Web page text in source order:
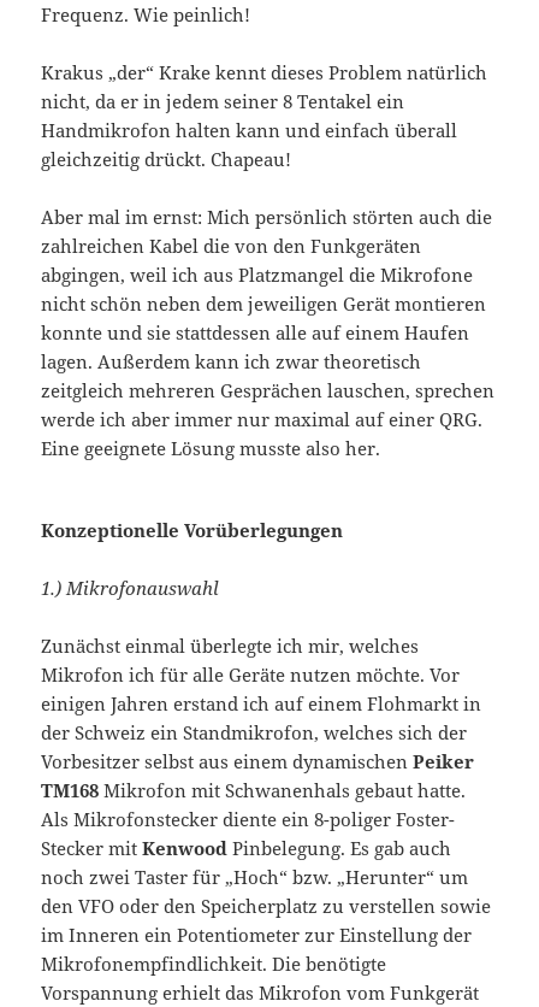
Frequenz. Wie peinlich!
Krakus „der“ Krake kennt dieses Problem natürlich
nicht, da er in jedem seiner 8 Tentakel ein
Handmikrofon halten kann und einfach überall
gleichzeitig drückt. Chapeau!
Aber mal im ernst: Mich persönlich störten auch die
zahlreichen Kabel die von den Funkgeräten
abgingen, weil ich aus Platzmangel die Mikrofone
nicht schön neben dem jeweiligen Gerät montieren
konnte und sie stattdessen alle auf einem Haufen
lagen. Außerdem kann ich zwar theoretisch
zeitgleich mehreren Gesprächen lauschen, sprechen
werde ich aber immer nur maximal auf einer QRG.
Eine geeignete Lösung musste also her.
Konzeptionelle Vorüberlegungen
1.) Mikrofonauswahl
Zunächst einmal überlegte ich mir, welches
Mikrofon ich für alle Geräte nutzen möchte. Vor
einigen Jahren erstand ich auf einem Flohmarkt in
der Schweiz ein Standmikrofon, welches sich der
Vorbesitzer selbst aus einem dynamischenPeiker
TM168 Mikrofon mit Schwanenhals gebaut hatte.
Als Mikrofonstecker diente ein 8-poliger Foster-
Stecker mitKenwood Pinbelegung. Es gab auch
noch zwei Taster für „Hoch“ bzw. „Herunter“ um
den VFO oder den Speicherplatz zu verstellen sowie
im Inneren ein Potentiometer zur Einstellung der
Mikrofonempfindlichkeit. Die benötigte
Vorspannung erhielt das Mikrofon vom Funkgerät